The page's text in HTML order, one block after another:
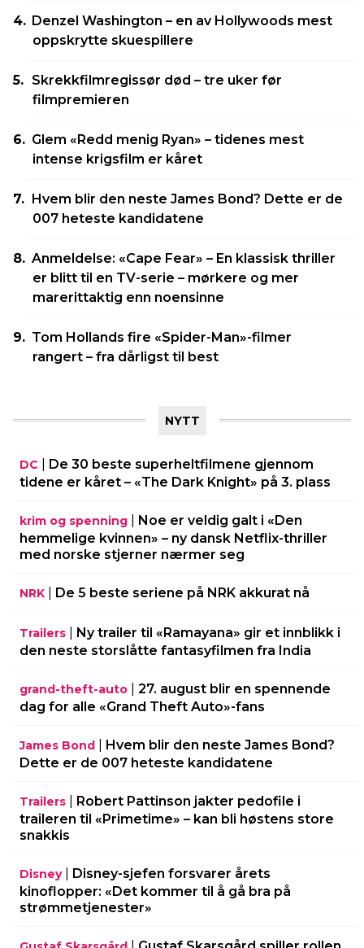
Denzel Washington – en av Hollywoods mest
oppskrytte skuespillere
Skrekkfilmregissør død – tre uker før
filmpremieren
Glem «Redd menig Ryan» – tidenes mest
intense krigsfilm er kåret
Hvem blir den neste James Bond? Dette er de
007 heteste kandidatene
Anmeldelse: «Cape Fear» – En klassisk thriller
er blitt til en TV-serie – mørkere og mer
marerittaktig enn noensinne
Tom Hollands fire «Spider-Man»-filmer
rangert – fra dårligst til best
NYTT
DC
De 30 beste superheltfilmene gjennom
tidene er kåret – «The Dark Knight» på 3. plass
krim og spenning
Noe er veldig galt i «Den
hemmelige kvinnen» – ny dansk Netflix-thriller
med norske stjerner nærmer seg
NRK De 5 beste seriene på NRK akkurat nå
Trailers
Ny trailer til «Ramayana» gir et innblikk i
den neste storslåtte fantasyfilmen fra India
grand-theft-auto
27. august blir en spennende
dag for alle «Grand Theft Auto»-fans
James Bond
Hvem blir den neste James Bond?
Dette er de 007 heteste kandidatene
Trailers
Robert Pattinson jakter pedofile i
traileren til «Primetime» – kan bli høstens store
snakkis
Disney| Disney-sjefen forsvarer årets
kinoflopper: «Det kommer til å gå bra på
strømmetjenester»